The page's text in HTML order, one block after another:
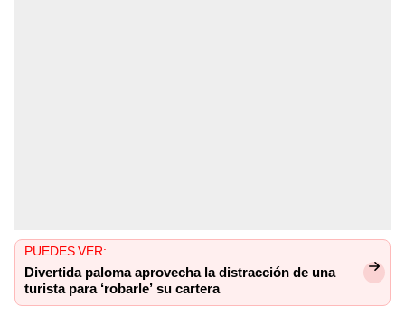
PUEDES VER:
Divertida paloma aprovecha la distracción de una
turista para ‘robarle’ su cartera